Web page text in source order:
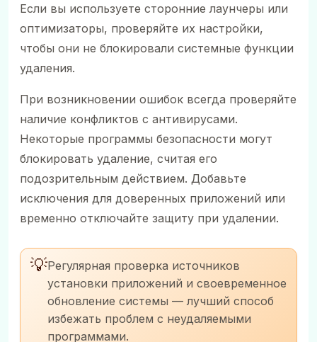
Если вы используете сторонние лаунчеры или
оптимизаторы, проверяйте их настройки,
чтобы они не блокировали системные функции
удаления.
При возникновении ошибок всегда проверяйте
наличие конфликтов с антивирусами.
Некоторые программы безопасности могут
блокировать удаление, считая его
подозрительным действием. Добавьте
исключения для доверенных приложений или
временно отключайте защиту при удалении.
💡Регулярная проверка источников
установки приложений и своевременное
обновление системы — лучший способ
избежать проблем с неудаляемыми
программами.